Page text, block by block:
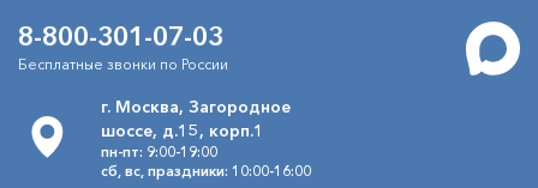
8-800-301-07-03
Бесплатные звонки по России
г. Москва, Загородное
шоссе, д.15, корп.1
пн-пт: 9:00-19:00
сб, вс, праздники: 10:00-16:00